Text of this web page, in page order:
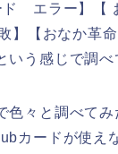
ド エラー】【
】【おなか革
う感じで調べ
色々と調べて
カードが使え